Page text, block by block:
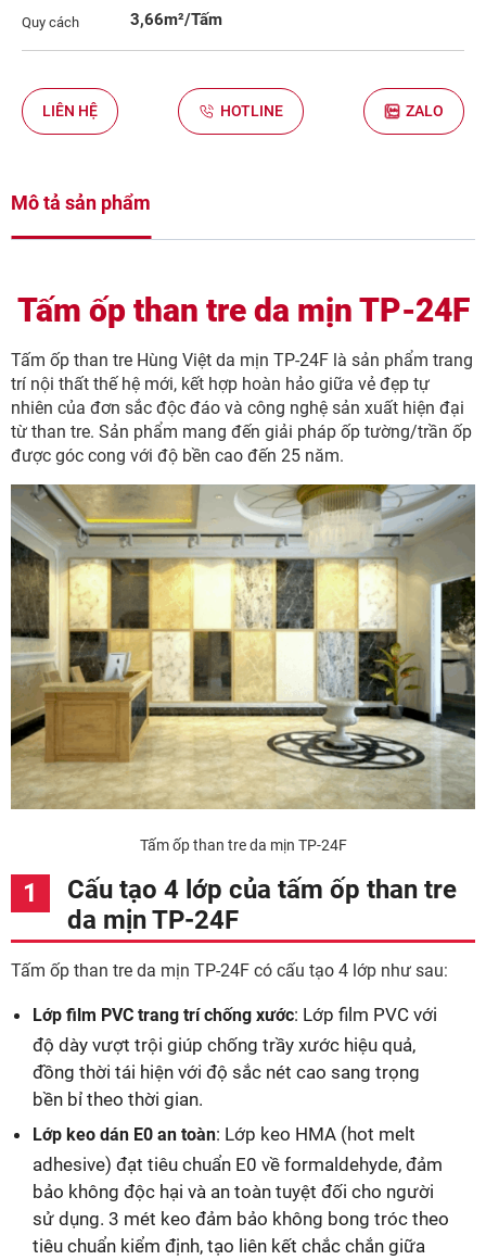
Quy cách 3,66m²/Tấm
LIÊN HỆ HOTLINE ZALO
Mô tả sản phẩm
Tấm ốp than tre da mịn TP-24F
Tấm ốp than tre Hùng Việt da mịn TP-24F là sản phẩm trang
trí nội thất thế hệ mới, kết hợp hoàn hảo giữa vẻ đẹp tự
nhiên của đơn sắc độc đáo và công nghệ sản xuất hiện đại
từ than tre. Sản phẩm mang đến giải pháp ốp tường/trần ốp
được góc cong với độ bền cao đến 25 năm.
Tấm ốp than tre da mịn TP-24F
Cấu tạo 4 lớp của tấm ốp than tre
da mịn TP-24F
Tấm ốp than tre da mịn TP-24F có cấu tạo 4 lớp như sau:
Lớp film PVC trang trí chống xước: Lớp film PVC với
độ dày vượt trội giúp chống trầy xước hiệu quả,
đồng thời tái hiện với độ sắc nét cao sang trọng
bền bỉ theo thời gian.
Lớp keo dán E0 an toàn: Lớp keo HMA (hot melt
adhesive) đạt tiêu chuẩn E0 về formaldehyde, đảm
bảo không độc hại và an toàn tuyệt đối cho người
sử dụng. 3 mét keo đảm bảo không bong tróc theo
tiêu chuẩn kiểm định, tạo liên kết chắc chắn giữa